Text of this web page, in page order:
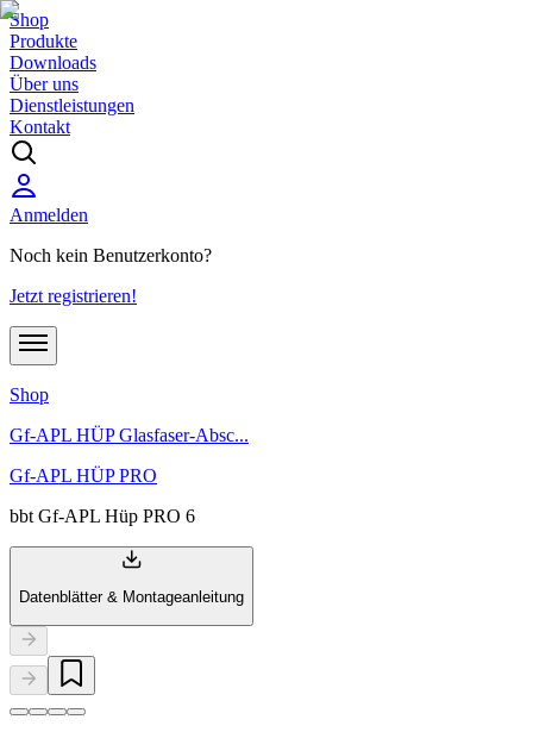
Shop
Produkte
Downloads
Über uns
Dienstleistungen
Kontakt
Anmelden
Noch kein Benutzerkonto?
Jetzt registrieren!
Shop
Gf-APL HÜP Glasfaser-Absc...
Gf-APL HÜP PRO
bbt Gf-APL Hüp PRO 6
Datenblätter & Montageanleitung